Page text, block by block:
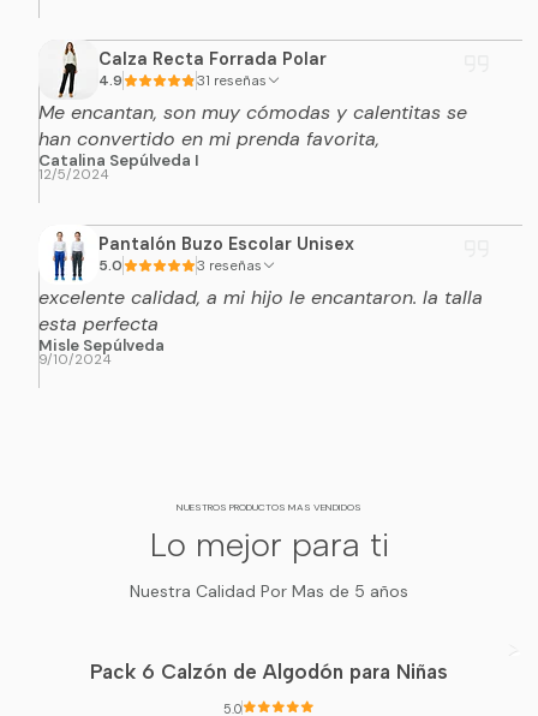
Calza Recta Forrada Polar
4.9 31 reseñas
Me encantan, son muy cómodas y calentitas se
han convertido en mi prenda favorita,
Catalina Sepúlveda I
12/5/2024
Pantalón Buzo Escolar Unisex
5.0 3 reseñas
excelente calidad, a mi hijo le encantaron. la talla
esta perfecta
Misle Sepúlveda
9/10/2024
NUESTROS PRODUCTOS MAS VENDIDOS
Lo mejor para ti
Nuestra Calidad Por Mas de 5 años
Pack 6 Calzón de Algodón para Niñas
5.0